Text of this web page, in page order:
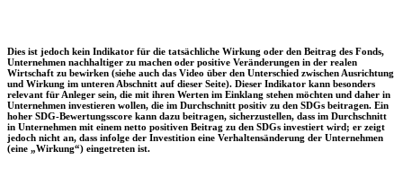
Dies ist jedoch kein Indikator für die tatsächliche Wirkung oder den Beitrag des Fonds,
Unternehmen nachhaltiger zu machen oder positive Veränderungen in der realen
Wirtschaft zu bewirken (siehe auch das Video über den Unterschied zwischen Ausrichtung
und Wirkung im unteren Abschnitt auf dieser Seite). Dieser Indikator kann besonders
relevant für Anleger sein, die mit ihren Werten im Einklang stehen möchten und daher in
Unternehmen investieren wollen, die im Durchschnitt positiv zu den SDGs beitragen. Ein
hoher SDG-Bewertungsscore kann dazu beitragen, sicherzustellen, dass im Durchschnitt
in Unternehmen mit einem netto positiven Beitrag zu den SDGs investiert wird; er zeigt
jedoch nicht an, dass infolge der Investition eine Verhaltensänderung der Unternehmen
(eine „Wirkung“) eingetreten ist.